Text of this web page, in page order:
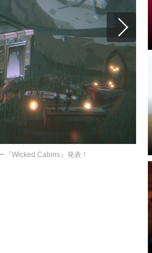
『Wicked Cabins』発表！